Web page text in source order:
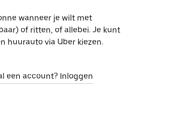
wanneer je wilt met
of ritten, of allebei. Je kunt
huurauto via Uber kiezen.
een account? Inloggen